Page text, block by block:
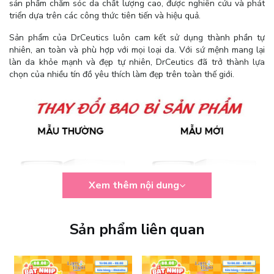
sản phẩm chăm sóc da chất lượng cao, được nghiên cứu và phát
triển dựa trên các công thức tiên tiến và hiệu quả.
Sản phẩm của DrCeutics luôn cam kết sử dụng thành phần tự
nhiên, an toàn và phù hợp với mọi loại da. Với sứ mệnh mang lại
làn da khỏe mạnh và đẹp tự nhiên, DrCeutics đã trở thành lựa
chọn của nhiều tín đồ yêu thích làm đẹp trên toàn thế giới.
Xem thêm nội dung
Sản phẩm liên quan